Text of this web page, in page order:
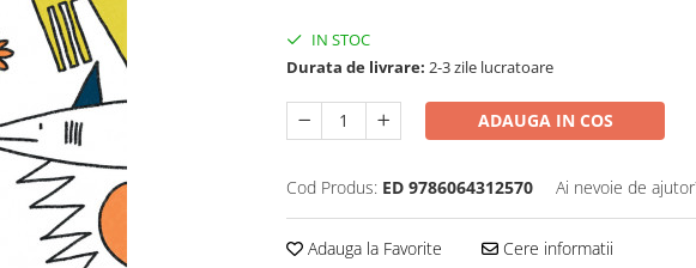
IN STOC
Durata de livrare: 2-3 zile lucratoare
ADAUGA IN COS
Cod Produs: ED 9786064312570 Ai nevoie de
Adauga la Favorite Cere informatii